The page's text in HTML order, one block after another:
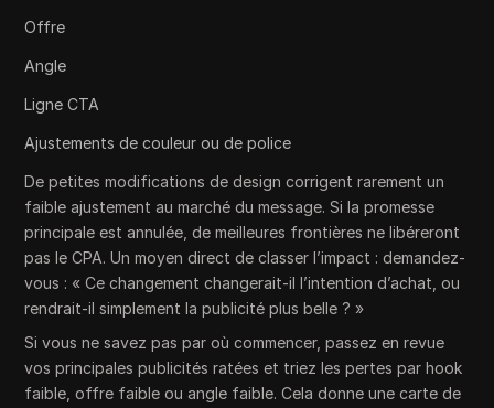
Offre
Angle
Ligne CTA
Ajustements de couleur ou de police
De petites modifications de design corrigent rarement un
faible ajustement au marché du message. Si la promesse
principale est annulée, de meilleures frontières ne libéreront
pas le CPA. Un moyen direct de classer l’impact : demandez-
vous : « Ce changement changerait-il l’intention d’achat, ou
rendrait-il simplement la publicité plus belle ? »
Si vous ne savez pas par où commencer, passez en revue
vos principales publicités ratées et triez les pertes par hook
faible, offre faible ou angle faible. Cela donne une carte de